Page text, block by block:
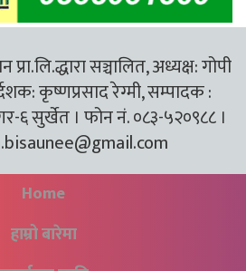
सञ्चालित, अध्यक्ष: गोपी
कृष्णप्रसाद रेग्मी, सम्पादक :
६ सुर्खेत । फोन नं. ०८३-५२०९८८ ।
Home
हाम्रो बारेमा